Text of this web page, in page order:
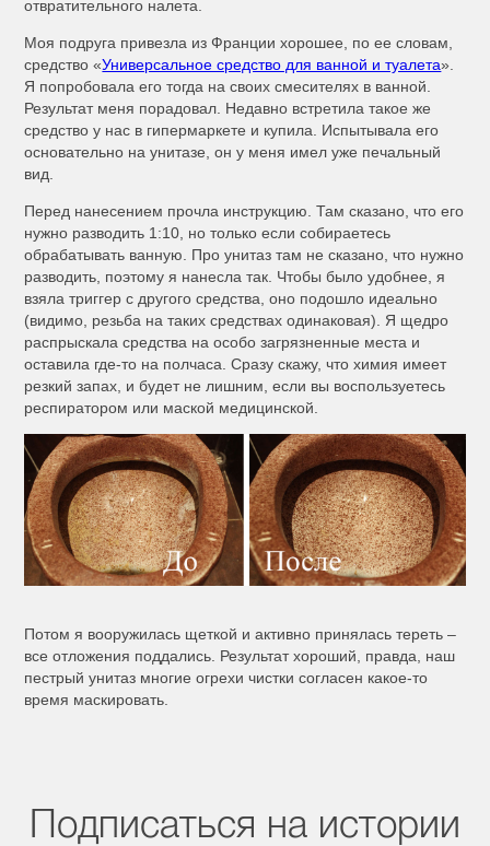
отвратительного налета.
Моя подруга привезла из Франции хорошее, по ее словам,
средство «Универсальное средство для ванной и туалета».
Я попробовала его тогда на своих смесителях в ванной.
Результат меня порадовал. Недавно встретила такое же
средство у нас в гипермаркете и купила. Испытывала его
основательно на унитазе, он у меня имел уже печальный
вид.
Перед нанесением прочла инструкцию. Там сказано, что его
нужно разводить 1:10, но только если собираетесь
обрабатывать ванную. Про унитаз там не сказано, что нужно
разводить, поэтому я нанесла так. Чтобы было удобнее, я
взяла триггер с другого средства, оно подошло идеально
(видимо, резьба на таких средствах одинаковая). Я щедро
распрыскала средства на особо загрязненные места и
оставила где-то на полчаса. Сразу скажу, что химия имеет
резкий запах, и будет не лишним, если вы воспользуетесь
респиратором или маской медицинской.
Потом я вооружилась щеткой и активно принялась тереть –
все отложения поддались. Результат хороший, правда, наш
пестрый унитаз многие огрехи чистки согласен какое-то
время маскировать.
Подписаться на истории